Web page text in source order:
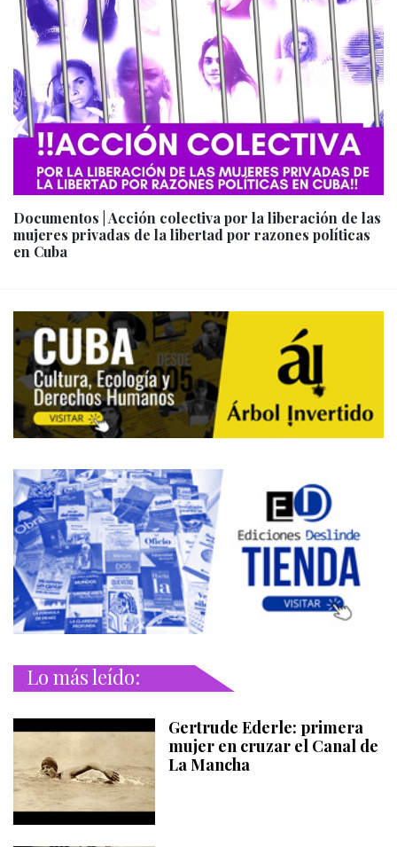
Documentos | Acción colectiva por la liberación de las
mujeres privadas de la libertad por razones políticas
en Cuba
Lo más leído:
Gertrude Ederle: primera
mujer en cruzar el Canal de
La Mancha